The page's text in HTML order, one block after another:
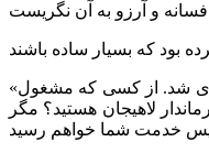
«روزی کریمی مشغول جارو زدن فرمان‌داری بود. آقای صامت ـ استاندار کرمانشاه ـ که برای سخن‌رانی به یکی از شهرهای اطراف لاهیجان دعوت شده بود، اول صبح وارد فرمانداری شد. از کسی که مشغول
لاهیجان هستید؟ مگر